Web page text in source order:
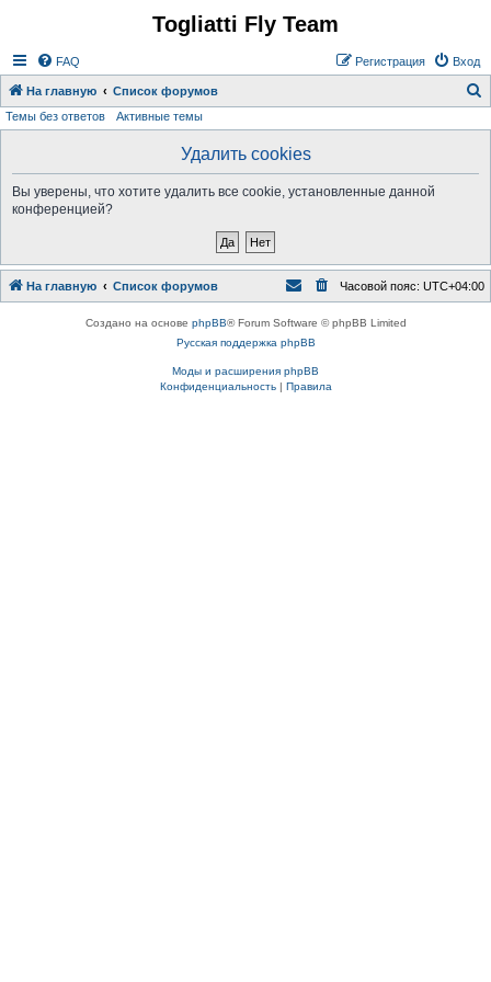
Togliatti Fly Team
FAQ Вход
Регистрация
На главную Список форумов
Темы без ответов Активные темы
Удалить cookies
Вы уверены, что хотите удалить все cookie, установленные данной
конференцией?
На главную Список форумов Часовой пояс: UTC+04:00
Создано на основе phpBB® Forum Software © phpBB Limited
Русская поддержка phpBB
Моды и расширения phpBB
Конфиденциальность| Правила